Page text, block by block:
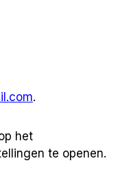
.
het
te openen.